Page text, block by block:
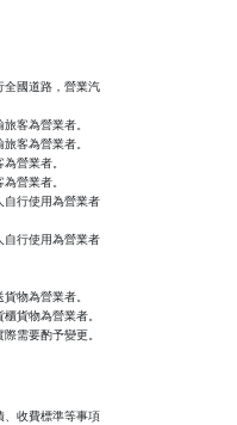
全國道路，營業汽
客為營業者。
客為營業者。
營業者。
營業者。
自行使用為營業者
自行使用為營業者
物為營業者。
貨物為營業者。
需要酌予變更。
、收費標準等事項